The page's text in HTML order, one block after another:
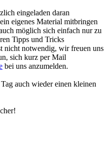
eingeladen daran
eigenes Material mitbringen
möglich sich einfach nur zu
Tipps und Tricks
nicht notwendig, wir freuen uns
sich kurz per Mail
bei uns anzumelden.
auch wieder einen kleinen